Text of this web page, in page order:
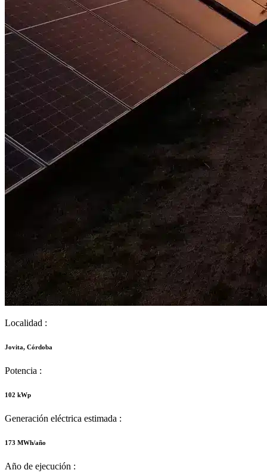
Localidad :
Jovita, Córdoba
Potencia :
102 kWp
Generación eléctrica estimada :
173 MWh/año
Año de ejecución :